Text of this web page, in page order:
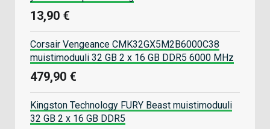
13,90 €
Corsair Vengeance CMK32GX5M2B6000C38
muistimoduuli 32 GB 2 x 16 GB DDR5 6000 MHz
479,90 €
Kingston Technology FURY Beast muistimoduuli
32 GB 2 x 16 GB DDR5